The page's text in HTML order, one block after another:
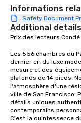
Informations
Safety Document
Additional details
Prix des lecteurs
Les 556 chambres du
dernier cri du luxe
mesure et des
plafonds de 14 pieds.
l'atmosphère d'une
ville de San Francisco.
détails uniques
contemporains
C'est la quintessence